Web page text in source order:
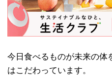
今日食べるものが未来の体
はこだわっています。